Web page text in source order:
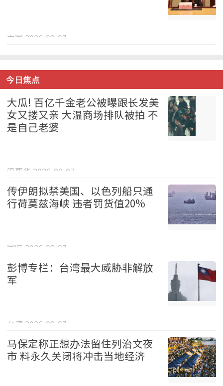
中国 2026-08-07
今日焦点
大瓜! 百亿千金老公被曝跟长发美
女又搂又亲 大温商场排队被拍 不
是自己老婆
温哥华 2026-08-07
传伊朗拟禁美国、以色列船只通
行荷莫兹海峡 违者罚货值20%
国际 2026-08-07
彭博专栏：台湾最大威胁非解放
军
台湾 2026-08-07
马保定称正想办法留住列治文夜
市 料永久关闭将冲击当地经济